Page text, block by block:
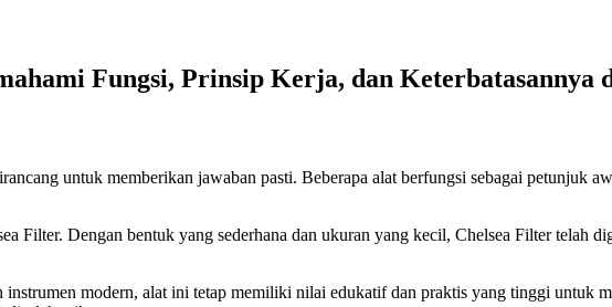
Fungsi, Prinsip Kerja, dan Keterbatasannya
untuk memberikan jawaban pasti. Beberapa alat berfungsi sebagai petunjuk
Filter. Dengan bentuk yang sederhana dan ukuran yang kecil, Chelsea Filter telah
modern, alat ini tetap memiliki nilai edukatif dan praktis yang tinggi untuk